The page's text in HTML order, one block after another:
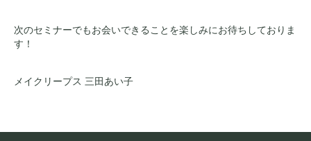
次のセミナーでもお会いできることを楽しみにお待ちしておりま
す！
メイクリープス 三田あい子